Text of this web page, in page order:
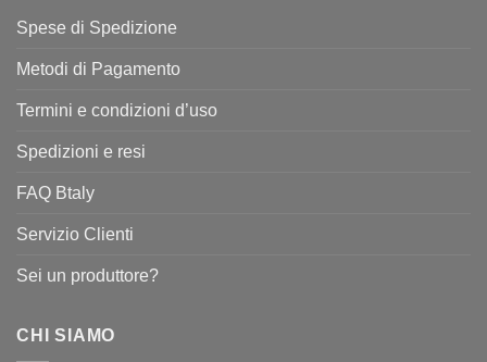
Spese di Spedizione
Metodi di Pagamento
Termini e condizioni d’uso
Spedizioni e resi
FAQ Btaly
Servizio Clienti
Sei un produttore?
CHI SIAMO